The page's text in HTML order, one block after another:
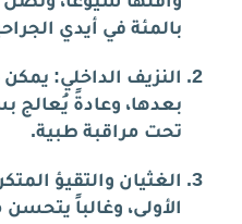
بالمئة في أيدي
النزيف الداخلي: يمكن
بعدها، وعادةً يُعالج
تحت مراقبة طبية.
الغثيان والتقيؤ
الأولى، وغالباً